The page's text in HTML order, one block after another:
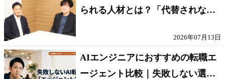
られる人材とは？「代替されない
2026年07月13日
AIエンジニアにおすすめの転職エ
ージェント比較｜失敗しない選び